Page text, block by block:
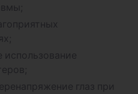
использование
глаз при